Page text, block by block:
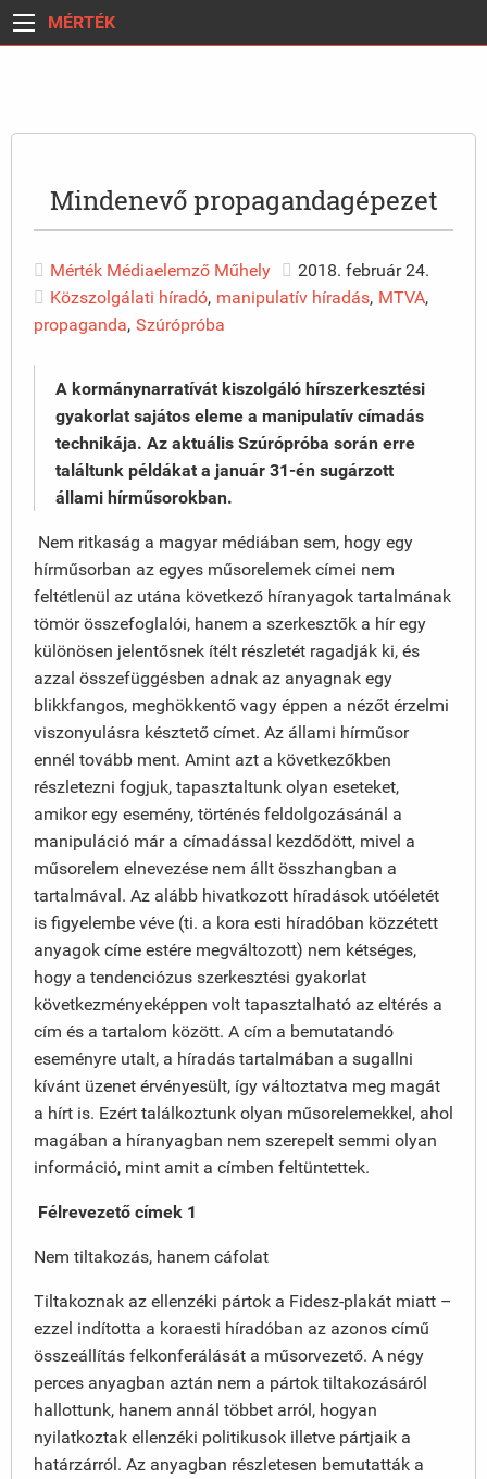
MÉRTÉK
Mindenevő propagandagépezet
Mérték Médiaelemző Műhely
2018. február 24.
Közszolgálati híradó, manipulatív híradás, MTVA,
propaganda, Szúrópróba
A kormánynarratívát kiszolgáló hírszerkesztési
gyakorlat sajátos eleme a manipulatív címadás
technikája. Az aktuális Szúrópróba során erre
találtunk példákat a január 31-én sugárzott
állami hírműsorokban.
Nem ritkaság a magyar médiában sem, hogy egy
hírműsorban az egyes műsorelemek címei nem
feltétlenül az utána következő híranyagok tartalmának
tömör összefoglalói, hanem a szerkesztők a hír egy
különösen jelentősnek ítélt részletét ragadják ki, és
azzal összefüggésben adnak az anyagnak egy
blikkfangos, meghökkentő vagy éppen a nézőt érzelmi
viszonyulásra késztető címet. Az állami hírműsor
ennél tovább ment. Amint azt a következőkben
részletezni fogjuk, tapasztaltunk olyan eseteket,
amikor egy esemény, történés feldolgozásánál a
manipuláció már a címadással kezdődött, mivel a
műsorelem elnevezése nem állt összhangban a
tartalmával. Az alább hivatkozott híradások utóéletét
is figyelembe véve (ti. a kora esti híradóban közzétett
anyagok címe estére megváltozott) nem kétséges,
hogy a tendenciózus szerkesztési gyakorlat
következményeképpen volt tapasztalható az eltérés a
cím és a tartalom között. A cím a bemutatandó
eseményre utalt, a híradás tartalmában a sugallni
kívánt üzenet érvényesült, így változtatva meg magát
a hírt is. Ezért találkoztunk olyan műsorelemekkel, ahol
magában a híranyagban nem szerepelt semmi olyan
információ, mint amit a címben feltüntettek.
Félrevezető címek 1
Nem tiltakozás, hanem cáfolat
Tiltakoznak az ellenzéki pártok a Fidesz-plakát miatt –
ezzel indította a koraesti híradóban az azonos című
összeállítás felkonferálását a műsorvezető. A négy
perces anyagban aztán nem a pártok tiltakozásáról
hallottunk, hanem annál többet arról, hogyan
nyilatkoztak ellenzéki politikusok illetve pártjaik a
határzárról. Az anyagban részletesen bemutatták a